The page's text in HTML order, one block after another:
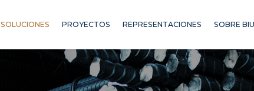
PROYECTOS REPRESENTACIONES SOBRE BIU